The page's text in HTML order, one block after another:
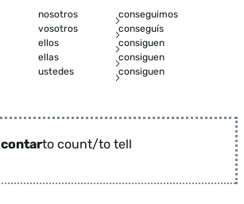
nosotros
conseguimos
vosotros
conseguís
ellos
consiguen
ellas
consiguen
ustedes consiguen
contarto count/to tell